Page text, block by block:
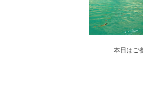
本日はご